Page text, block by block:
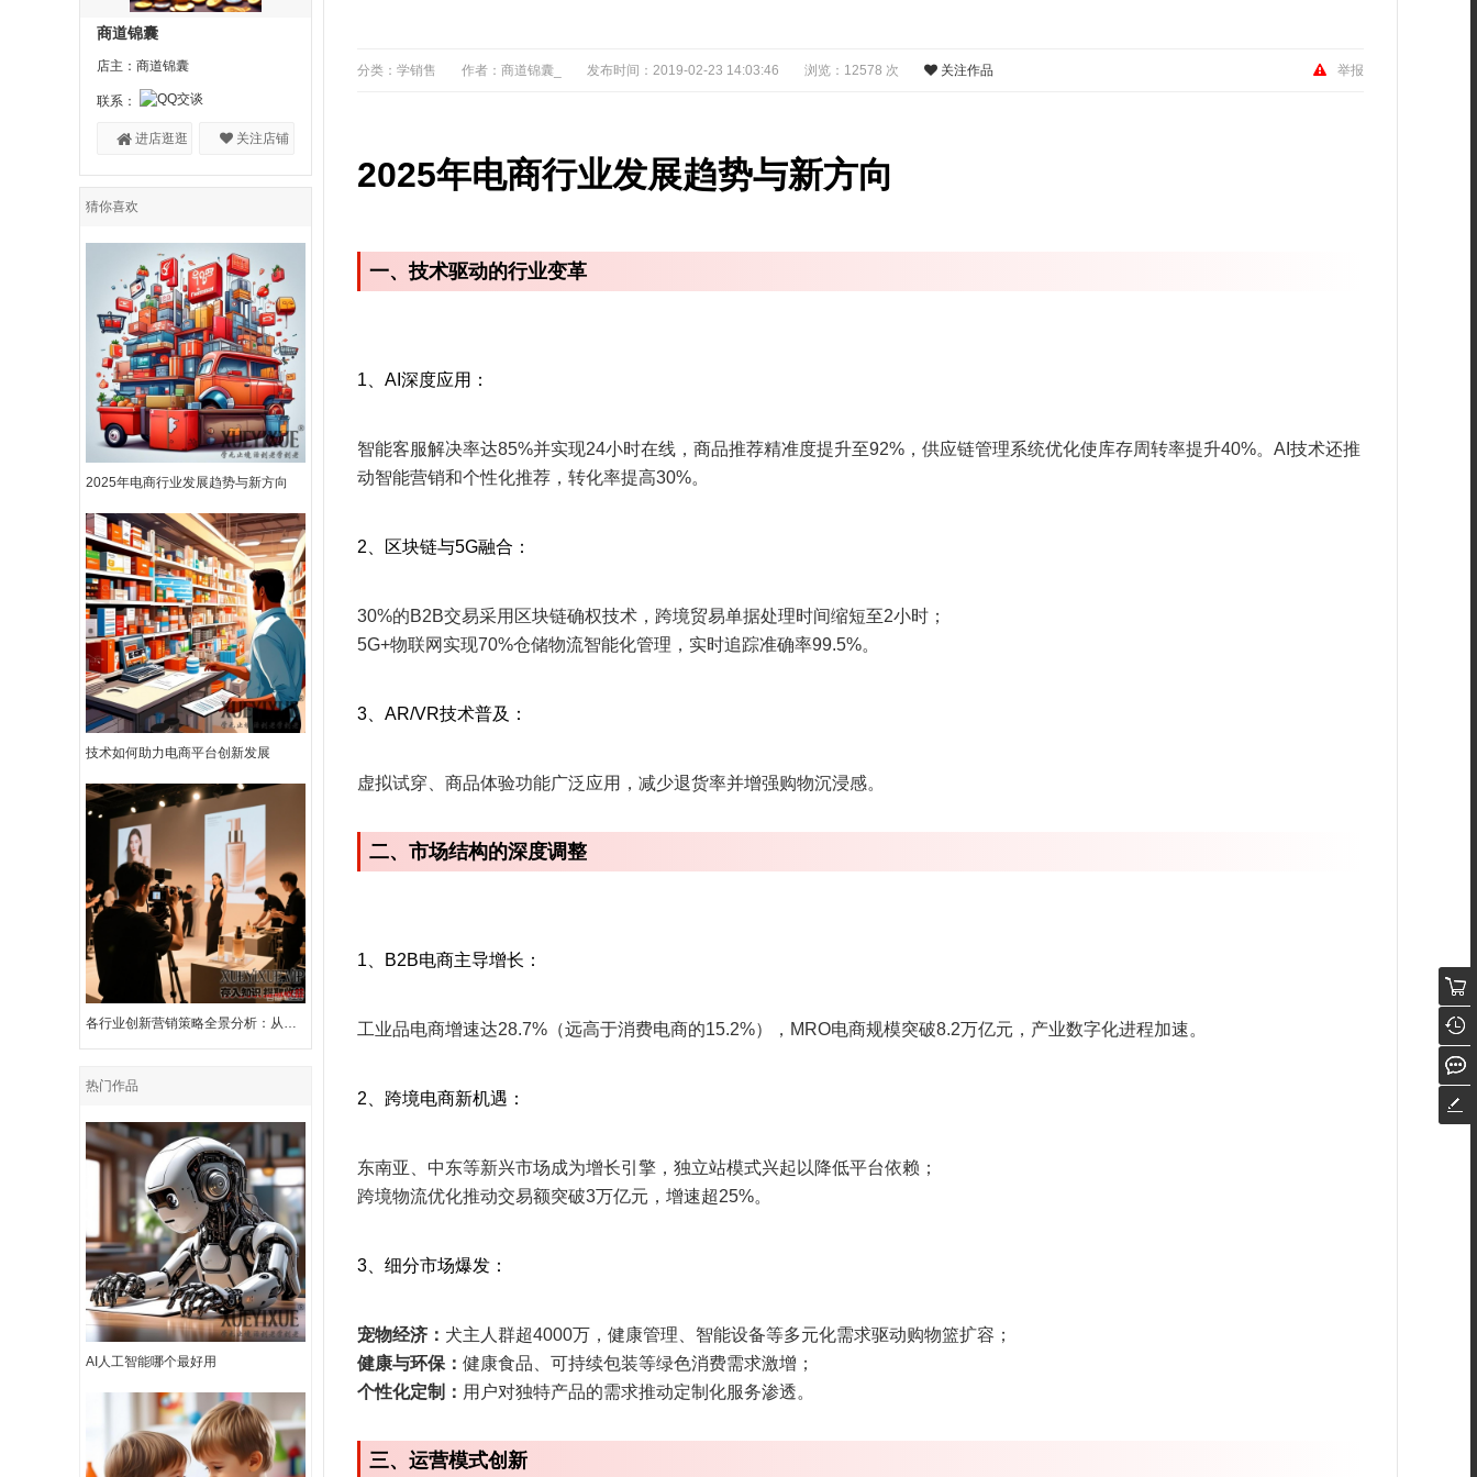
商道锦囊
店主：商道锦囊
联系：
进店逛逛 关注店铺
猜你喜欢
2025年电商行业发展趋势与新方向
技术如何助力电商平台创新发展
各行业创新营销策略全景分析：从痛点突破到价值增长
热门作品
AI人工智能哪个最好用
分类：学销售 作者：商道锦囊_ 发布时间：2019-02-23 14:03:46 浏览：12578 次 关注作品 举报
2025年电商行业发展趋势与新方向
一、技术驱动的行业变革
1、AI深度应用‌：
智能客服解决率达85%并实现24小时在线，商品推荐精准度提升至92%，供应链管理系统优化使库存周转率提升40%。 AI技术还推
动智能营销和个性化推荐，转化率提高30%。
2、区块链与5G融合‌：
30%的B2B交易采用区块链确权技术，跨境贸易单据处理时间缩短至2小时；
5G+物联网实现70%仓储物流智能化管理，实时追踪准确率99.5%。
3、AR/VR技术普及‌：
虚拟试穿、商品体验功能广泛应用，减少退货率并增强购物沉浸感。
二、市场结构的深度调整
1、B2B电商主导增长‌：
工业品电商增速达28.7%（远高于消费电商的15.2%），MRO电商规模突破8.2万亿元，产业数字化进程加速。
2、跨境电商新机遇‌：
东南亚、中东等新兴市场成为增长引擎，独立站模式兴起以降低平台依赖；
跨境物流优化推动交易额突破3万亿元，增速超25%。
3、细分市场爆发‌：
宠物经济‌： 犬主人群超4000万，健康管理、智能设备等多元化需求驱动购物篮扩容；
健康与环保‌： 健康食品、可持续包装等绿色消费需求激增；
个性化定制‌： 用户对独特产品的需求推动定制化服务渗透。
三、运营模式创新